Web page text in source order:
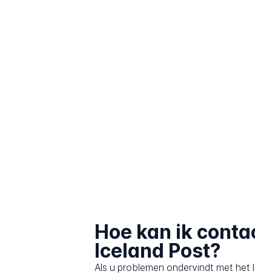
Hoe kan ik
Iceland Post?
Als u problemen ondervindt met